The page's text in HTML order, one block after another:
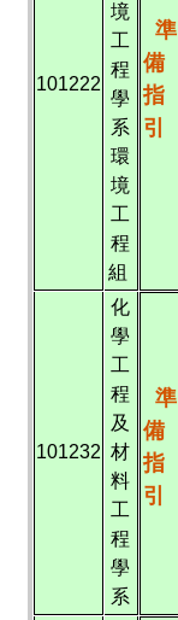
101222
境
工
程
學
系
環
境
工
程
組
準
備
指
引
101232
化
學
工
程
及
材
料
工
程
學
系
準
備
指
引